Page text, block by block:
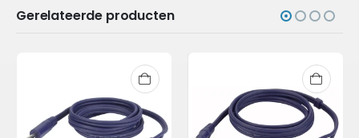
Gerelateerde producten